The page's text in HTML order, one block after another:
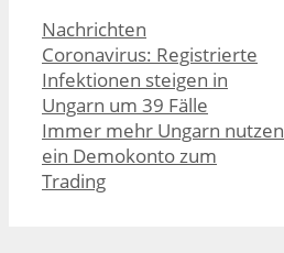
Kategorien
Nachrichten
Coronavirus: Registrierte
Infektionen steigen in
Ungarn um 39 Fälle
Immer mehr Ungarn nutzen
ein Demokonto zum
Trading